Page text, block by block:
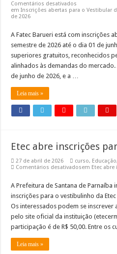
Comentários desativados
em Inscrições abertas para o Vestibular
de 2026
A Fatec Barueri está com inscrições
semestre de 2026 até o dia 01 de
superiores gratuitos, reconhecidos
alinhados às demandas do
de junho de 2026, e a …
Leia mais »
Etec abre inscrições
27 de abril de 2026 curso, Educação,
Comentários desativadosem Etec
A Prefeitura de Santana de Parnaíba
inscrições para o vestibulinho da
Os interessados podem se inscrever
pelo site oficial da instituição
participação é de R$ 50,00. Entre os
Leia mais »